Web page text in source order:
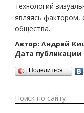
технологий
являясь фактором,
общества.
Автор: Андрей
Дата публикации
Поделиться…